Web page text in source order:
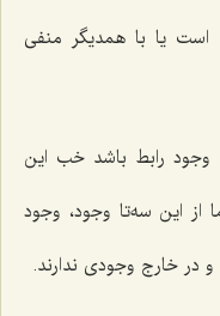
است یا با همدیگر منفى
وجود رابط باشد خب این
از این سه‌تا وجود، وجود
در خارج وجودى ندارند.